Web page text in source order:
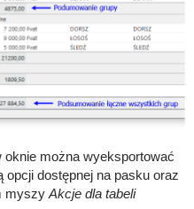
oknie można wyeksportować
dostępnej na pasku oraz
myszy Akcje dla tabeli